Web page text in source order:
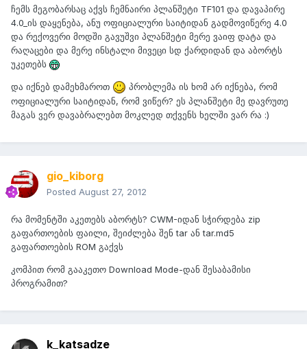
ჩემს მეგობარსაც აქვს ჩემნაირი პლანშეტი TF101 და დავაპირე
4.0_ის დაყენება, ანუ ოფიციალური საიტიდან გადმოვიწერე 4.0
და რექოვერი მოდში გავუშვი პლანშეტი მერე ვაიფ დატა და
რაღაცები და მერე ინსტალი მივეცი სდ ქარდიდან და აბორტს
უკეთებს
და იქნებ დამეხმაროთ
პრობლემა ის ხომ არ იქნება, რომ
ოფიციალური საიტიდან, რომ ვიწერ? ეს პლანშეტი მე დავრუთე
მაგას ვერ დავაბრალებთ მოკლედ თქვენს ხელში ვარ რა :)
gio_kiborg
Posted August 27, 2012
რა მომენტში აკეთებს აბორტს? CWM-იდან სჭირდება zip
გაფართოების ფაილი, შეიძლება შენ tar ან tar.md5
გაფართოების ROM გაქვს
კომპით რომ გააკეთო Download Mode-დან შესაბამისი
პროგრამით?
k_katsadze